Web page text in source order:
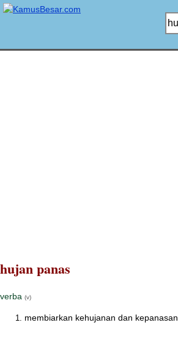
hujan panas
verba (v)
membiarkan kehujanan dan kepanasan